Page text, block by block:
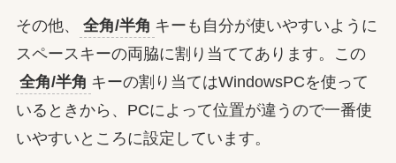
その他、 全角/半角 キーも自分が使いやすいように
スペースキーの両脇に割り当ててあります。この
全角/半角 キーの割り当てはWindowsPCを使って
いるときから、PCによって位置が違うので一番使
いやすいところに設定しています。